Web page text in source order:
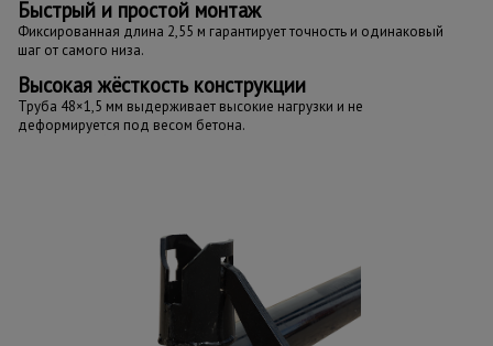
Быстрый и простой монтаж
Фиксированная длина 2,55 м гарантирует точность и одинаковый
шаг от самого низа.
Высокая жёсткость конструкции
Труба 48×1,5 мм выдерживает высокие нагрузки и не
деформируется под весом бетона.